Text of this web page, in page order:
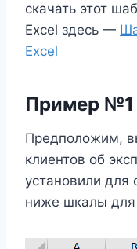
скачать этот
Excel здесь —
Excel
Пример №1
Предположим,
клиентов об
установили для
ниже шкалы для